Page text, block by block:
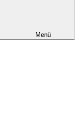
Menü